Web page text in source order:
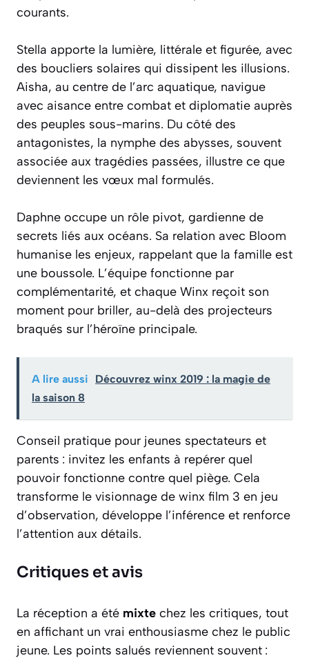
courants.
Stella apporte la lumière, littérale et figurée, avec
des boucliers solaires qui dissipent les illusions.
Aisha, au centre de l’arc aquatique, navigue
avec aisance entre combat et diplomatie auprès
des peuples sous-marins. Du côté des
antagonistes, la nymphe des abysses, souvent
associée aux tragédies passées, illustre ce que
deviennent les vœux mal formulés.
Daphne occupe un rôle pivot, gardienne de
secrets liés aux océans. Sa relation avec Bloom
humanise les enjeux, rappelant que la famille est
une boussole. L’équipe fonctionne par
complémentarité, et chaque Winx reçoit son
moment pour briller, au-delà des projecteurs
braqués sur l’héroïne principale.
A lire aussi
Découvrez winx 2019 : la magie de
la saison 8
Conseil pratique pour jeunes spectateurs et
parents : invitez les enfants à repérer quel
pouvoir fonctionne contre quel piège. Cela
transforme le visionnage de winx film 3 en jeu
d’observation, développe l’inférence et renforce
l’attention aux détails.
Critiques et avis
La réception a été mixte chez les critiques, tout
en affichant un vrai enthousiasme chez le public
jeune. Les points salués reviennent souvent :